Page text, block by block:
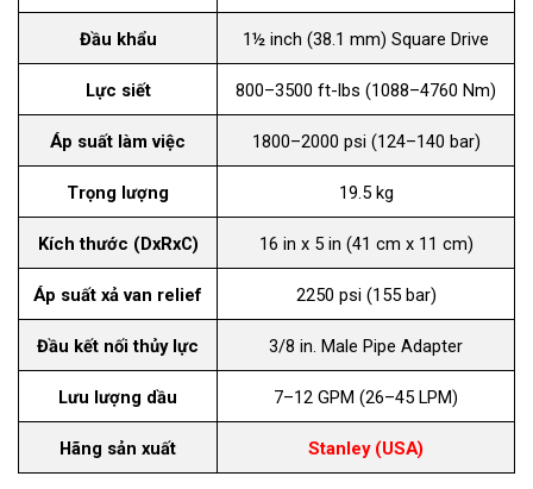
Đầu khẩu 1½ inch (38.1 mm) Square Drive
Lực siết 800–3500 ft-lbs (1088–4760 Nm)
Áp suất làm việc 1800–2000 psi (124–140 bar)
Trọng lượng 19.5 kg
Kích thước (DxRxC) 16 in x 5 in (41 cm x 11 cm)
Áp suất xả van relief 2250 psi (155 bar)
Đầu kết nối thủy lực 3/8 in. Male Pipe Adapter
Lưu lượng dầu 7–12 GPM (26–45 LPM)
Hãng sản xuất Stanley (USA)